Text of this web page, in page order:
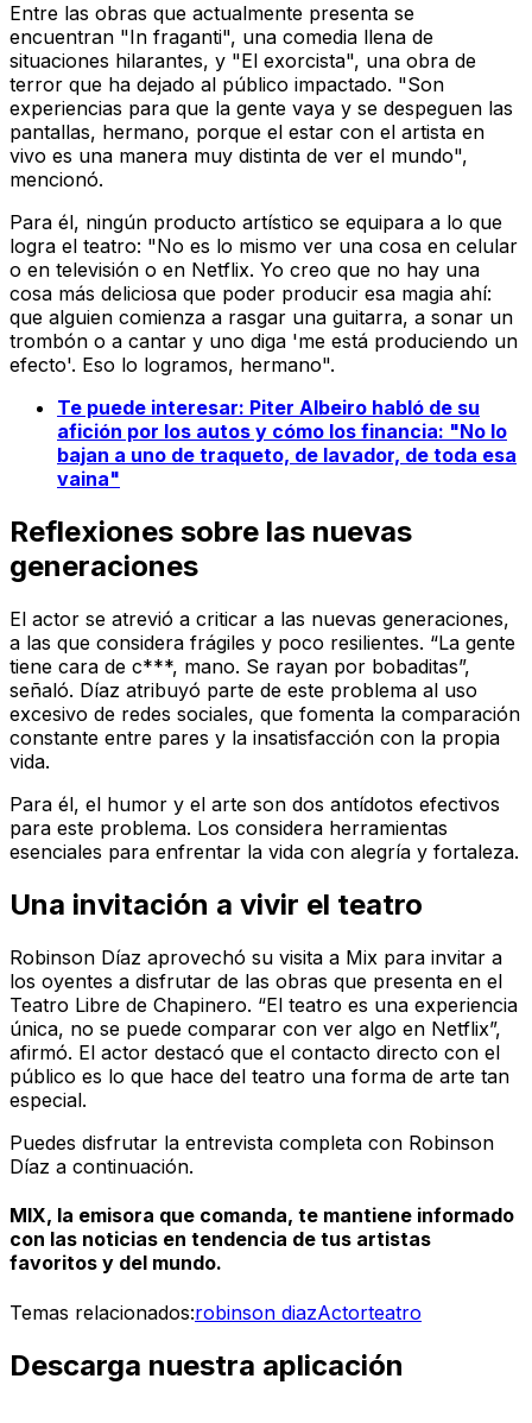
Entre las obras que actualmente presenta se
encuentran "In fraganti", una comedia llena de
situaciones hilarantes, y "El exorcista", una obra de
terror que ha dejado al público impactado. "Son
experiencias para que la gente vaya y se despeguen las
pantallas, hermano, porque el estar con el artista en
vivo es una manera muy distinta de ver el mundo",
mencionó.
Para él, ningún producto artístico se equipara a lo que
logra el teatro: "No es lo mismo ver una cosa en celular
o en televisión o en Netflix. Yo creo que no hay una
cosa más deliciosa que poder producir esa magia ahí:
que alguien comienza a rasgar una guitarra, a sonar un
trombón o a cantar y uno diga 'me está produciendo un
efecto'. Eso lo logramos, hermano".
Te puede interesar: Piter Albeiro habló de su
afición por los autos y cómo los financia: "No lo
bajan a uno de traqueto, de lavador, de toda esa
vaina"
Reflexiones sobre las nuevas
generaciones
El actor se atrevió a criticar a las nuevas generaciones,
a las que considera frágiles y poco resilientes. “La gente
tiene cara de c***, mano. Se rayan por bobaditas”,
señaló. Díaz atribuyó parte de este problema al uso
excesivo de redes sociales, que fomenta la comparación
constante entre pares y la insatisfacción con la propia
vida.
Para él, el humor y el arte son dos antídotos efectivos
para este problema. Los considera herramientas
esenciales para enfrentar la vida con alegría y fortaleza.
Una invitación a vivir el teatro
Robinson Díaz aprovechó su visita a Mix para invitar a
los oyentes a disfrutar de las obras que presenta en el
Teatro Libre de Chapinero. “El teatro es una experiencia
única, no se puede comparar con ver algo en Netflix”,
afirmó. El actor destacó que el contacto directo con el
público es lo que hace del teatro una forma de arte tan
especial.
Puedes disfrutar la entrevista completa con Robinson
Díaz a continuación.
MIX, la emisora que comanda, te mantiene informado
con las noticias en tendencia de tus artistas
favoritos y del mundo.
Temas relacionados:robinson diazActorteatro
Descarga nuestra aplicación